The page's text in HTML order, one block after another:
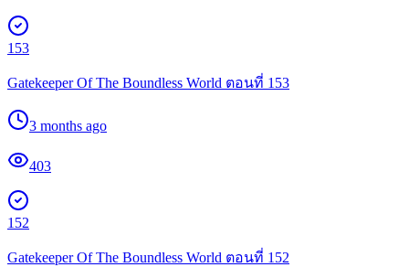
153
Gatekeeper Of The Boundless World ตอนที่ 153
3 months ago
403
152
Gatekeeper Of The Boundless World ตอนที่ 152